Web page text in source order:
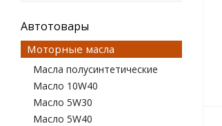
Автотовары
Моторные масла
Масла полусинтетические
Масло 10W40
Масло 5W30
Масло 5W40